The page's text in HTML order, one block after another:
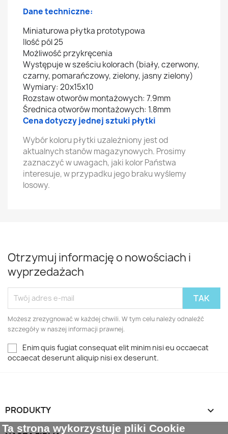
Dane techniczne:
Miniaturowa płytka prototypowa
Ilość pól 25
Możliwość przykręcenia
Występuje w sześciu kolorach (biały, czerwony,
czarny, pomarańczowy, zielony, jasny zielony)
Wymiary: 20x15x10
Rozstaw otworów montażowych: 7.9mm
Średnica otworów montażowych: 1.8mm
Cena dotyczy jednej sztuki płytki
Wybór koloru płytki uzależniony jest od
aktualnych stanów magazynowych. Prosimy
zaznaczyć w uwagach, jaki kolor Państwa
interesuje, w przypadku jego braku wyślemy
losowy.
Otrzymuj informację o nowościach i
wyprzedażach
Możesz zrezygnować w każdej chwili. W tym celu należy odnaleźć
szczegóły w naszej informacji prawnej.
Enim quis fugiat consequat elit minim nisi eu occaecat
occaecat deserunt aliquip nisi ex deserunt.
PRODUKTY 
Ta strona wykorzystuje pliki Cookie